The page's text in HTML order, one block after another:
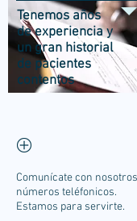
Tenemos años
de experiencia y
un gran historial
de pacientes
contentos
Comunícate con
números teléfonicos.
Estamos para servirte.